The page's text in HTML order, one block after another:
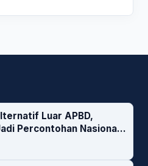
Luar APBD,
Percontohan Nasional